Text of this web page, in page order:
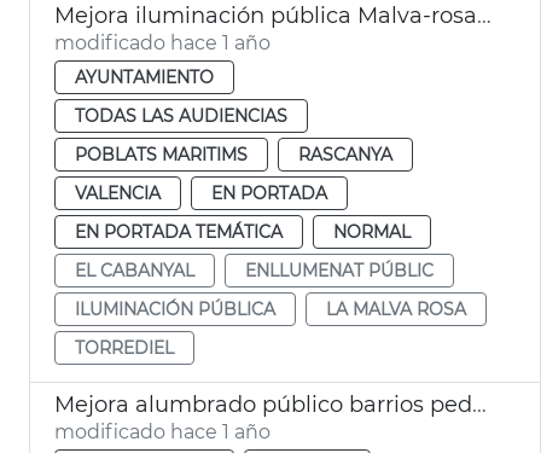
Mejora iluminación pública Malva-rosa, Torrefiel y El Cabanyal
modificado hace 1 año
AYUNTAMIENTO
TODAS LAS AUDIENCIAS
POBLATS MARITIMS
RASCANYA
VALENCIA
EN PORTADA
EN PORTADA TEMÁTICA
NORMAL
EL CABANYAL
ENLLUMENAT PÚBLIC
ILUMINACIÓN PÚBLICA
LA MALVA ROSA
TORREDIEL
Mejora alumbrado público barrios pedanías València
modificado hace 1 año